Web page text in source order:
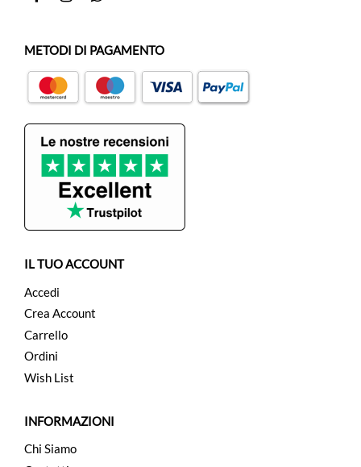
METODI DI PAGAMENTO
INFORMAZIONI
Chi Siamo
IL TUO ACCOUNT
Accedi
Crea Account
Carrello
Ordini
Wish List